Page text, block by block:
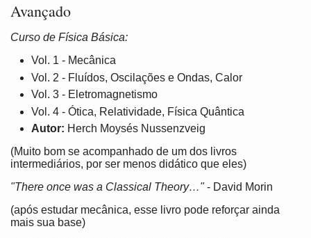
Avançado
Curso de Física Básica:
Vol. 1 - Mecânica
Vol. 2 - Fluídos, Oscilações e Ondas, Calor
Vol. 3 - Eletromagnetismo
Vol. 4 - Ótica, Relatividade, Física Quântica
Autor: Herch Moysés Nussenzveig
(Muito bom se acompanhado de um dos livros
intermediários, por ser menos didático que eles)
"There once was a Classical Theory…"- David Morin
(após estudar mecânica, esse livro pode reforçar ainda
mais sua base)